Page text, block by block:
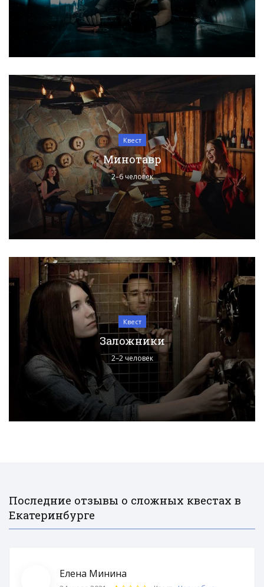
Квест
Минотавр
2–6 человек
Квест
Заложники
2–2 человек
Последние отзывы о сложных квестах в
Екатеринбурге
Елена Минина